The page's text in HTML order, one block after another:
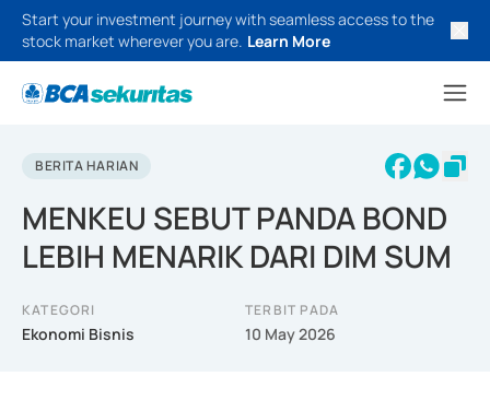
Start your investment journey with seamless access to the
stock market wherever you are. Learn More
BERITA HARIAN
MENKEU SEBUT PANDA BOND
LEBIH MENARIK DARI DIM SUM
KATEGORI
Ekonomi Bisnis
TERBIT PADA
10 May 2026